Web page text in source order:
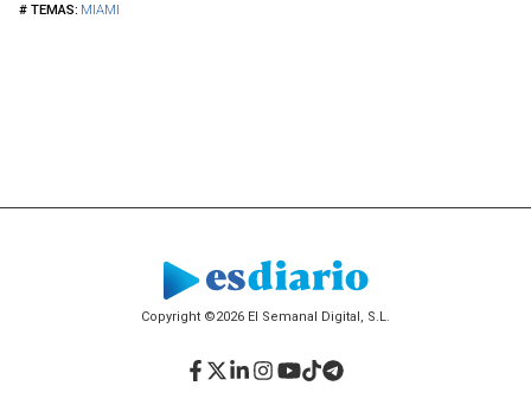
MIAMI
Copyright ©2026 El Semanal Digital, S.L.
Facebook
Twitter
LinkedIn
Instagram
YouTube
TikTok
Telegram